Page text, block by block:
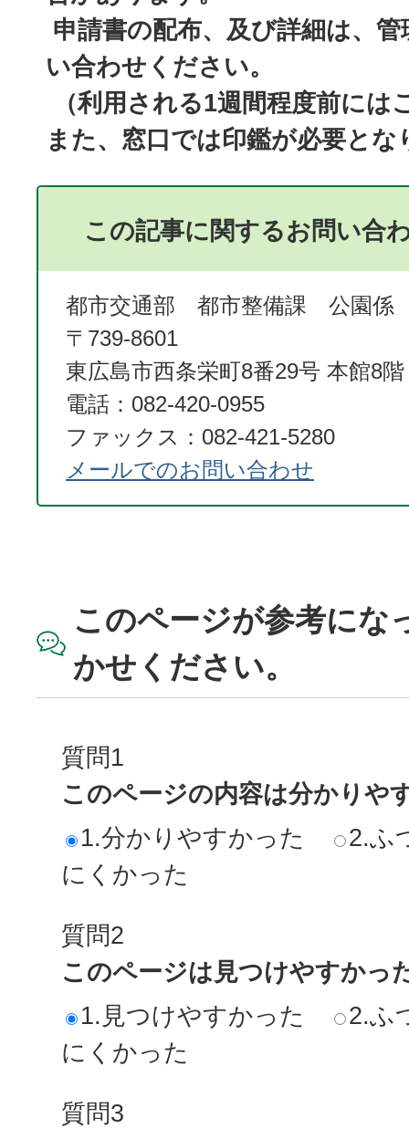
申請書の配布、及び詳細は、
い合わせください。
（利用される1週間程度前には
また、窓口では印鑑が必要とな
この記事に関するお問い合
都市交通部 都市整備課 公園係
〒739-8601
東広島市西条栄町8番29号 本館8階
電話：082-420-0955
ファックス：082-421-5280
メールでのお問い合わせ
このページが参考にな
かせください。
質問1
このページの内容は分かりや
1.分かりやすかった
2.ふ
にくかった
質問2
このページは見つけやすかっ
1.見つけやすかった
2.ふ
にくかった
質問3